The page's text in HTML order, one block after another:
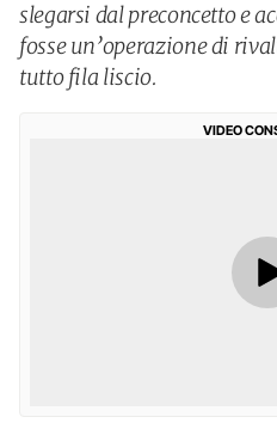
slegarsi dal preconcetto e
fosse un’operazione di
tutto fila liscio.
VIDEO